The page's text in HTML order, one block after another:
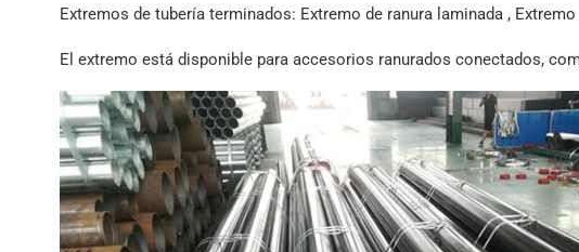
Extremos de tubería terminados: Extremo de ranura laminada , Extremo
El extremo está disponible para accesorios ranurados conectados,